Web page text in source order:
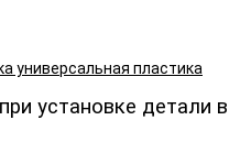
установке детали в